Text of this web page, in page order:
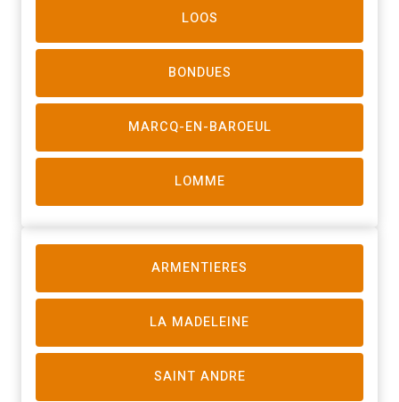
LOOS
BONDUES
MARCQ-EN-BAROEUL
LOMME
ARMENTIERES
LA MADELEINE
SAINT ANDRE